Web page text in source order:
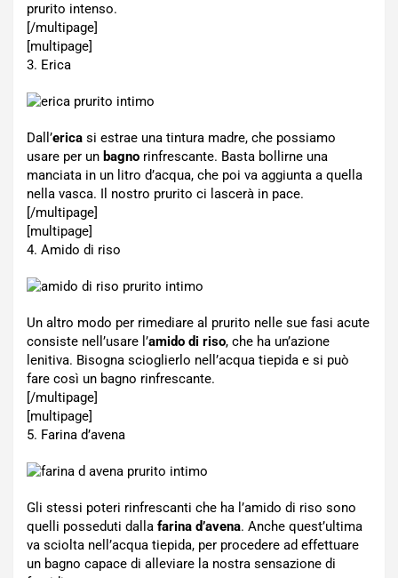
prurito intenso.
[/multipage]
[multipage]
3. Erica
Dall’erica si estrae una tintura madre, che possiamo
usare per un bagno rinfrescante. Basta bollirne una
manciata in un litro d’acqua, che poi va aggiunta a quella
nella vasca. Il nostro prurito ci lascerà in pace.
[/multipage]
[multipage]
4. Amido di riso
Un altro modo per rimediare al prurito nelle sue fasi acute
consiste nell’usare l’amido di riso, che ha un’azione
lenitiva. Bisogna scioglierlo nell’acqua tiepida e si può
fare così un bagno rinfrescante.
[/multipage]
[multipage]
5. Farina d’avena
Gli stessi poteri rinfrescanti che ha l’amido di riso sono
quelli posseduti dalla farina d’avena. Anche quest’ultima
va sciolta nell’acqua tiepida, per procedere ad effettuare
un bagno capace di alleviare la nostra sensazione di